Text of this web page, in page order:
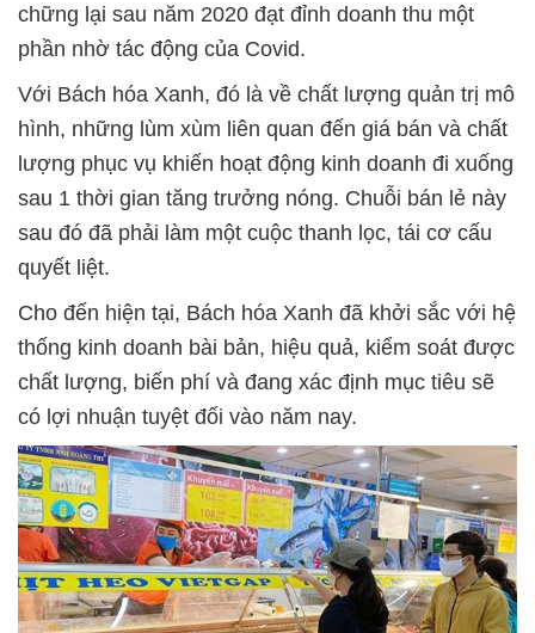
chững lại sau năm 2020 đạt đỉnh doanh thu một
phần nhờ tác động của Covid.
Với Bách hóa Xanh, đó là về chất lượng quản trị mô
hình, những lùm xùm liên quan đến giá bán và chất
lượng phục vụ khiến hoạt động kinh doanh đi xuống
sau 1 thời gian tăng trưởng nóng. Chuỗi bán lẻ này
sau đó đã phải làm một cuộc thanh lọc, tái cơ cấu
quyết liệt.
Cho đến hiện tại, Bách hóa Xanh đã khởi sắc với hệ
thống kinh doanh bài bản, hiệu quả, kiểm soát được
chất lượng, biến phí và đang xác định mục tiêu sẽ
có lợi nhuận tuyệt đối vào năm nay.